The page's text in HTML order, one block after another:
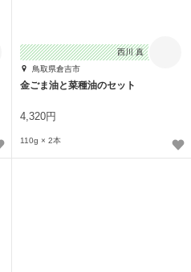
西川 真
鳥取県倉吉市
金ごま油と菜種油のセット
4,320円
110g × 2本